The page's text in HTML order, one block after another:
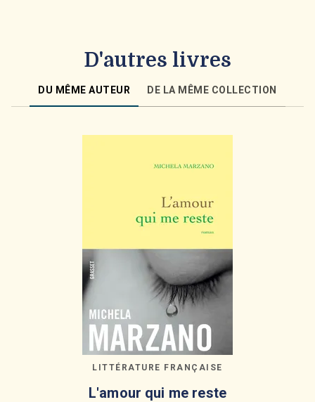
D'autres livres
DU MÊME AUTEUR DE LA MÊME COLLECTION
LITTÉRATURE FRANÇAISE
L'amour qui me reste